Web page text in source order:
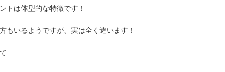
トは体型的な特徴です！
もいるようですが、実は全く違います！